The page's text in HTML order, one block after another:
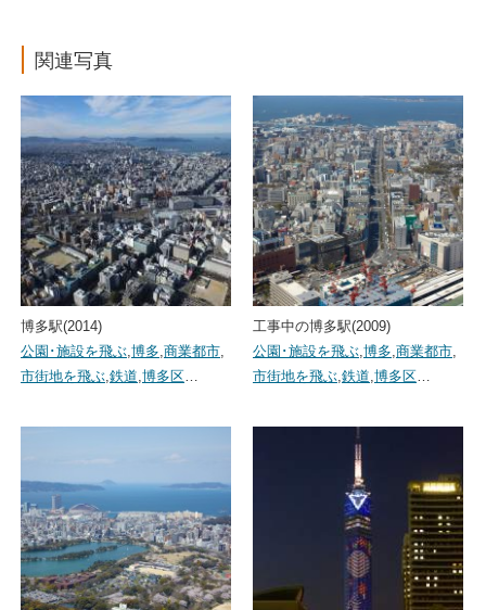
関連写真
博多駅(2014)
公園･施設を飛ぶ,博多,商業都市,
市街地を飛ぶ,鉄道,博多区…
工事中の博多駅(2009)
公園･施設を飛ぶ,博多,商業都市,
市街地を飛ぶ,鉄道,博多区…